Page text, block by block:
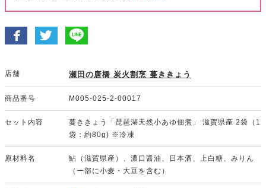
店舗 瀬田の唐橋 炭火割烹 蔓ききょう
商品番号 M005-025-2-00017
セット内容
蔓ききょう「琵琶湖天然小あゆ佃煮」 滋賀県産 2袋（1
袋：約80g) ※冷凍
原材料名
鮎（滋賀県産）、濃口醤油、日本酒、上白糖、みりん
（一部に小麦・大豆を含む）